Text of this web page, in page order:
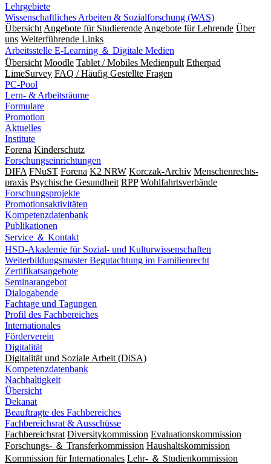
Lehrgebiete
Wissenschaftliches Arbeiten & Sozialforschung (WAS)
Übersicht Angebote für Studierende Angebote für Lehrende Über
uns Weiterführende Links
Arbeitsstelle E-Learning ＆ Digitale Medien
Übersicht Moodle Tablet / Mobiles Medienpult Etherpad
LimeSurvey FAQ / Häufig Gestellte Fragen
PC-Pool
Lern- & Arbeitsräume
Formulare
Promotion
Aktuelles
Institute
Forena Kinderschutz
Forschungseinrichtungen
DIFA FNuST Forena K2 NRW Korczak-Archiv Men­schen­rechts­
praxis Psy­chische Gesund­heit RPP Wohlfahrts­verbände
Forschungsprojekte
Promotionsaktivitäten
Kompetenzdatenbank
Publikationen
Service ＆ Kontakt
HSD-Akademie für Sozial- und Kulturwissenschaften
Weiterbildungsmaster Begutachtung im Familienrecht
Zertifikatsangebote
Seminarangebot
Dialogabende
Fachtage und Tagungen
Profil des Fachbereiches
Internationales
Förderverein
Digitalität
Digitalität und Soziale Arbeit (DiSA)
Kompetenzdatenbank
Nachhaltigkeit
Übersicht
Dekanat
Beauftragte des Fachbereiches
Fachbereichsrat & Ausschüsse
Fachbereichsrat Diversitykommission Evaluationskommission
Forschungs- ＆ Transferkommission Haushaltskommission
Kommission für Internationales Lehr- ＆ Studienkommission